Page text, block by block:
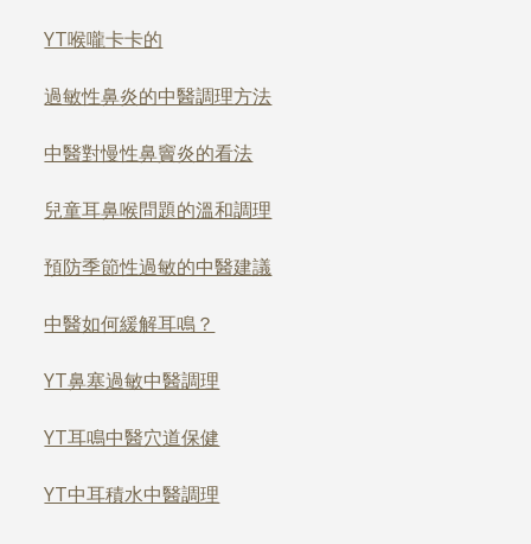
YT喉嚨卡卡的
過敏性鼻炎的中醫調理方法
中醫對慢性鼻竇炎的看法
兒童耳鼻喉問題的溫和調理
預防季節性過敏的中醫建議
中醫如何緩解耳鳴？
YT鼻塞過敏中醫調理
YT耳鳴中醫穴道保健
YT中耳積水中醫調理